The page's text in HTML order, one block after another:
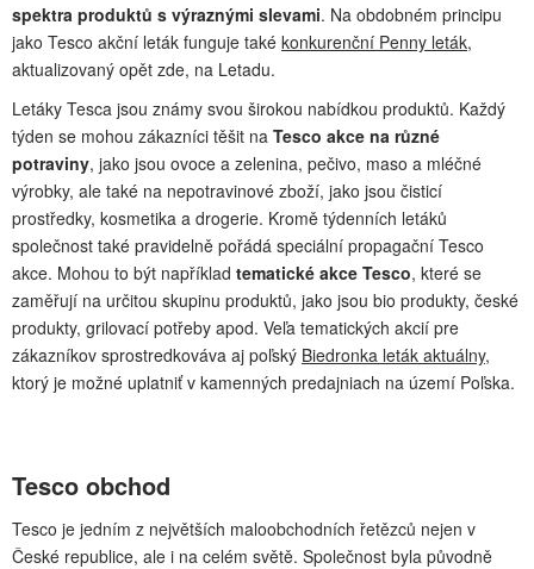
spektra produktů s výraznými slevami. Na obdobném principu
jako Tesco akční leták funguje také konkurenční Penny leták,
aktualizovaný opět zde, na Letadu.
Letáky Tesca jsou známy svou širokou nabídkou produktů. Každý
týden se mohou zákazníci těšit na Tesco akce na různé
potraviny, jako jsou ovoce a zelenina, pečivo, maso a mléčné
výrobky, ale také na nepotravinové zboží, jako jsou čisticí
prostředky, kosmetika a drogerie. Kromě týdenních letáků
společnost také pravidelně pořádá speciální propagační Tesco
akce. Mohou to být například tematické akce Tesco, které se
zaměřují na určitou skupinu produktů, jako jsou bio produkty, české
produkty, grilovací potřeby apod. Veľa tematických akcií pre
zákazníkov sprostredkováva aj poľský Biedronka leták aktuálny,
ktorý je možné uplatniť v kamenných predajniach na území Poľska.
Tesco obchod
Tesco je jedním z největších maloobchodních řetězců nejen v
České republice, ale i na celém světě. Společnost byla původně